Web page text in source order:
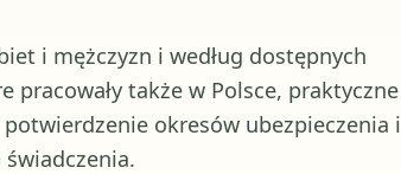
i mężczyzn i według dostępnych
także w Polsce, praktyczne
okresów ubezpieczenia i